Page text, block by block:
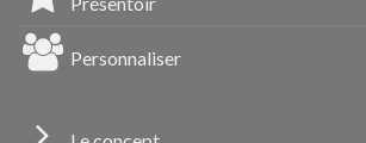
Personnaliser